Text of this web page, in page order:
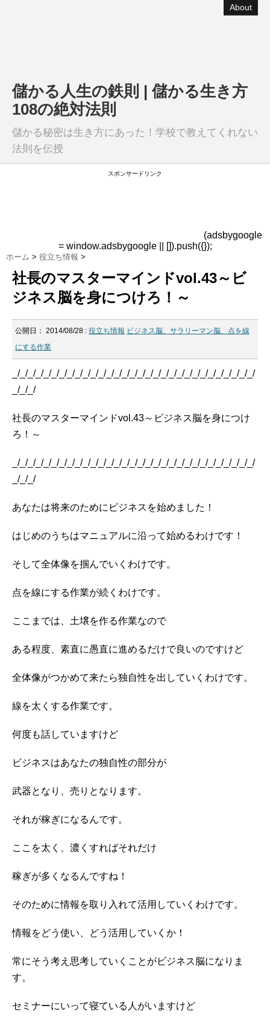
About
儲かる人生の鉄則 | 儲かる生き方
108の絶対法則
儲かる秘密は生き方にあった！学校で教えてくれない
法則を伝授
スポンサードリンク
(adsbygoogle
= window.adsbygoogle || []).push({});
ホーム > 役立ち情報 >
社長のマスターマインドvol.43～ビ
ジネス脳を身につけろ！～
公開日： 2014/08/28 : 役立ち情報 ビジネス脳、サラリーマン脳、点を線
にする作業
_/_/_/_/_/_/_/_/_/_/_/_/_/_/_/_/_/_/_/_/_/_/_/_/_/_/_/_/_/_/_/
_/_/_/
社長のマスターマインドvol.43～ビジネス脳を身につけ
ろ！～
_/_/_/_/_/_/_/_/_/_/_/_/_/_/_/_/_/_/_/_/_/_/_/_/_/_/_/_/_/_/_/
_/_/_/
あなたは将来のためにビジネスを始めました！
はじめのうちはマニュアルに沿って始めるわけです！
そして全体像を掴んでいくわけです。
点を線にする作業が続くわけです。
ここまでは、土壌を作る作業なので
ある程度、素直に愚直に進めるだけで良いのですけど
全体像がつかめて来たら独自性を出していくわけです。
線を太くする作業です。
何度も話していますけど
ビジネスはあなたの独自性の部分が
武器となり、売りとなります。
それが稼ぎになるんです。
ここを太く、濃くすればそれだけ
稼ぎが多くなるんですね！
そのために情報を取り入れて活用していくわけです。
情報をどう使い、どう活用していくか！
常にそう考え思考していくことがビジネス脳になりま
す。
セミナーにいって寝ている人がいますけど